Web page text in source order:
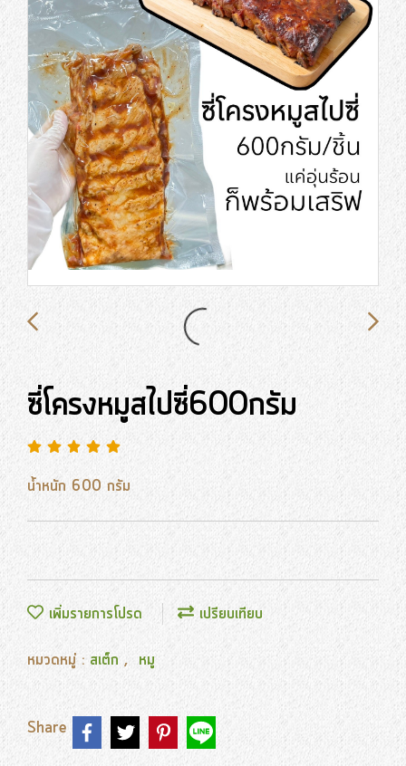
ซี่โครงหมูสไปซี่600กรัม
น้ำหนัก 600 กรัม
เพิ่มรายการโปรด เปรียบเทียบ
หมวดหมู่ : สเต็ก , หมู
Share